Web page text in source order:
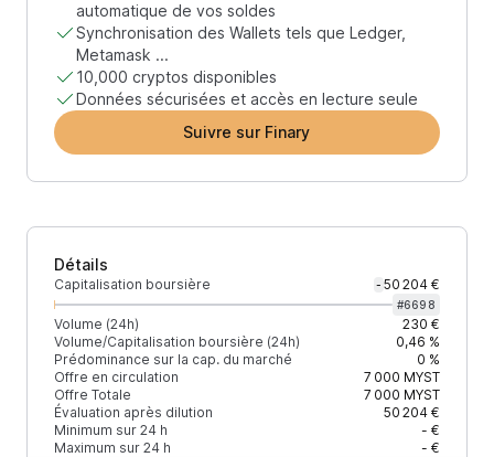
automatique de vos soldes
Synchronisation des Wallets tels que Ledger,
Metamask ...
10,000 cryptos disponibles
Données sécurisées et accès en lecture seule
Suivre sur Finary
Détails
Capitalisation boursière - 50 204 €
#6698
Volume (24h)
230 €
Volume/Capitalisation boursière (24h)
0,46 %
Prédominance sur la cap. du marché
0 %
Offre en circulation
7 000 MYST
Offre Totale
7 000 MYST
Évaluation après dilution
50 204 €
Minimum sur 24 h
- €
Maximum sur 24 h
- €